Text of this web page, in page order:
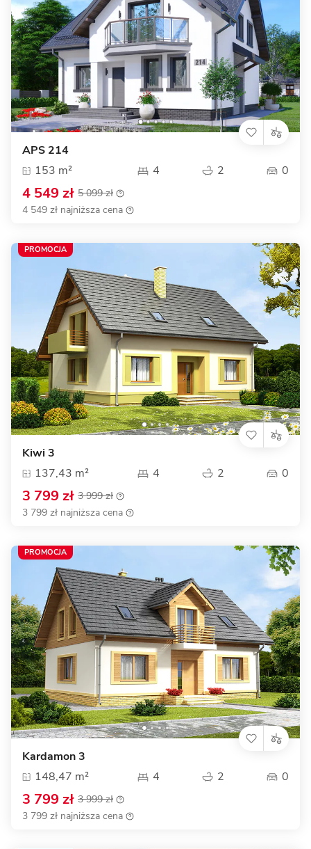
APS 214
153 m²
4 2 0
4 549 zł 5 099 zł
4 549 zł najniższa cena
Kiwi 3
137,43 m²
4 2 0
3 799 zł 3 999 zł
3 799 zł najniższa cena
PROMOCJA
Kardamon 3
148,47 m²
4 2 0
3 799 zł 3 999 zł
3 799 zł najniższa cena
PROMOCJA